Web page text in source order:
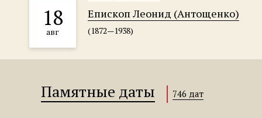
18
авг
Епископ Леонид (Антощенко)
(1872—1938)
Памятные даты 746 дат